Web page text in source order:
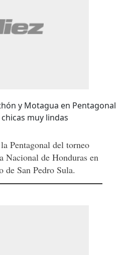
Pentagonal del torneo
Nacional de Honduras en
San Pedro Sula.